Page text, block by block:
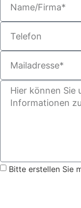
Bitte erstellen Sie